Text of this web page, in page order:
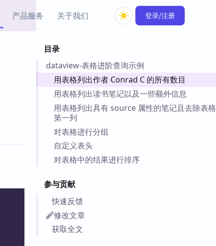
产品服务
Obsidian 教程
基础用法、插件与外观
Obsidian 主题
Zotero 教程
Zotero 使用与插件教程
关于我们 登录/注册
目录
dataview-表格进阶查询示例
用表格列出作者 Conrad C 的所有数目
用表格列出读书笔记以及一些额外信息
用表格列出具有 source 属性的笔记且去除表格
第一列
对表格进行分组
自定义表头
对表格中的结果进行排序
参与贡献
快速反馈
修改文章
获取全文